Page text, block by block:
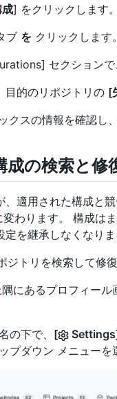
] をクリックします。
ブ を クリックします。
セクションで
目的のリポジトリの [
クスの情報を確認し
成の検索と修
、適用された構成と
変わります。 構成は
を継承しなくなりま
ジトリを検索して修
にあるプロフィール
の下で、 [
プダウン メニューを